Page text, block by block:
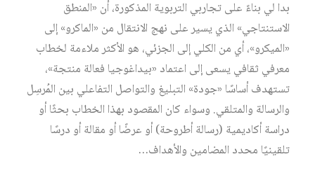
بدا لي بناءً على تجاربي التربوية المذكورة، أن «المنطق
الاستنتاجي» الذي يسير على نهج الانتقال من «الماكرو» إلى
«الميكرو»، أي من الكلي إلى الجزئي، هو الأكثر ملاءمة لخطاب
معرفي ثقافي يسعى إلى اعتماد «بيداغوجيا فعالة منتجة»،
تستهدف أساسًا «جودة» التبليغ والتواصل التفاعلي بين المُرسِل
والرسالة والمتلقي. وسواء كان المقصود بهذا الخطاب بحثًا أو
دراسة أكاديمية (رسالة أطروحة) أو عرضًا أو مقالة أو درسًا
تلقينيًا محدد المضامين والأهداف…